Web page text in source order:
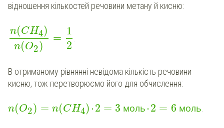
відношення кількостей речовини метану й кисню:
n(CH4)
n(O2)
=
1
2
.
В отриманому рівнянні невідома кількість речовини
кисню, тож перетворюємо його для обчислення:
n(O2) = n(CH4)⋅2 = 3 моль⋅2 = 6 моль